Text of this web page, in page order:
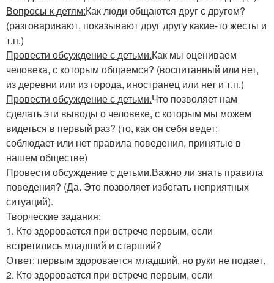
Вопросы к детям:Как люди общаются друг с другом?
(разговаривают, показывают друг другу какие-то жесты и
т.п.)
Провести обсуждение с детьми.Как мы оцениваем
человека, с которым общаемся? (воспитанный или нет,
из деревни или из города, иностранец или нет и т.п.)
Провести обсуждение с детьми.Что позволяет нам
сделать эти выводы о человеке, с которым мы можем
видеться в первый раз? (то, как он себя ведет;
соблюдает или нет правила поведения, принятые в
нашем обществе)
Провести обсуждение с детьми.Важно ли знать правила
поведения? (Да. Это позволяет избегать неприятных
ситуаций).
Творческие задания:
1. Кто здоровается при встрече первым, если
встретились младший и старший?
Ответ: первым здоровается младший, но руки не подает.
2. Кто здоровается при встрече первым, если